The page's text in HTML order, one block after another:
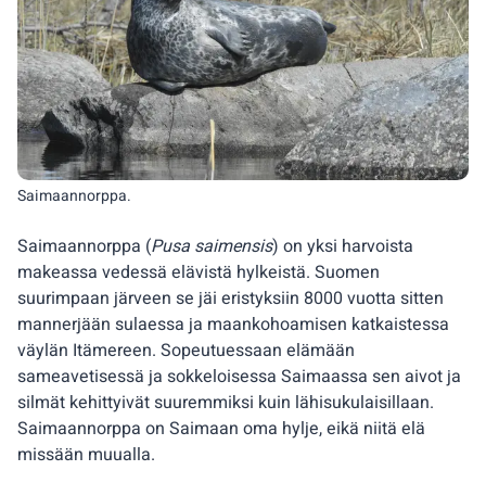
Saimaannorppa (Pusa saimensis) on yksi harvoista
makeassa vedessä elävistä hylkeistä. Suomen
suurimpaan järveen se jäi eristyksiin 8000 vuotta sitten
mannerjään sulaessa ja maankohoamisen katkaistessa
väylän Itämereen. Sopeutuessaan elämään
sameavetisessä ja sokkeloisessa Saimaassa sen aivot ja
silmät kehittyivät suuremmiksi kuin lähisukulaisillaan.
Saimaannorppa on Saimaan oma hylje, eikä niitä elä
missään muualla.
Saimaannorppa.